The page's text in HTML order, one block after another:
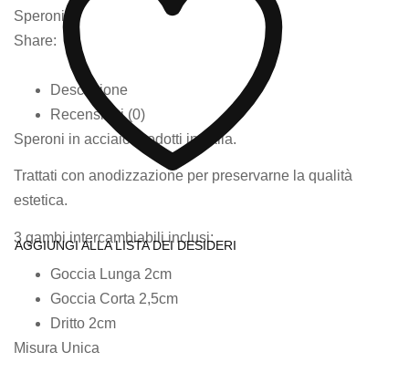
AGGIUNGI ALLA LISTA DEI DESIDERI
Speroni
Share:
Descrizione
Recensioni (0)
Speroni in acciaio prodotti in Italia.
Trattati con anodizzazione per preservarne la qualità
estetica.
3 gambi intercambiabili inclusi:
Goccia Lunga 2cm
Goccia Corta 2,5cm
Dritto 2cm
Misura Unica